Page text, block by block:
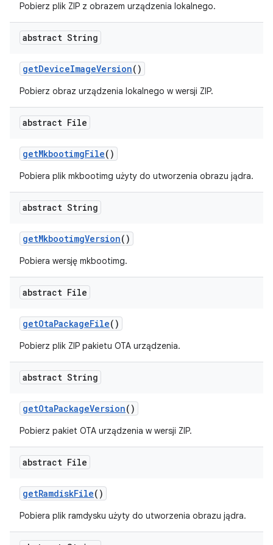
Pobierz plik ZIP z obrazem urządzenia lokalnego.
abstract String
getDeviceImageVersion()
Pobierz obraz urządzenia lokalnego w wersji ZIP.
abstract File
getMkbootimgFile()
Pobiera plik mkbootimg użyty do utworzenia obrazu jądra.
abstract String
getMkbootimgVersion()
Pobiera wersję mkbootimg.
abstract File
getOtaPackageFile()
Pobierz plik ZIP pakietu OTA urządzenia.
abstract String
getOtaPackageVersion()
Pobierz pakiet OTA urządzenia w wersji ZIP.
abstract File
getRamdiskFile()
Pobiera plik ramdysku użyty do utworzenia obrazu jądra.